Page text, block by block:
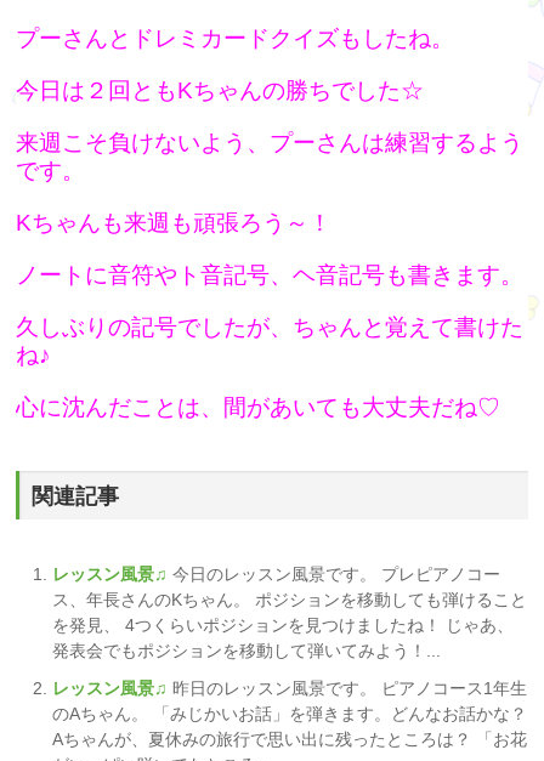
プーさんとドレミカードクイズもしたね。
今日は２回ともKちゃんの勝ちでした☆
来週こそ負けないよう、プーさんは練習するよう
です。
Kちゃんも来週も頑張ろう～！
ノートに音符やト音記号、ヘ音記号も書きます。
久しぶりの記号でしたが、ちゃんと覚えて書けた
ね♪
心に沈んだことは、間があいても大丈夫だね♡
関連記事
レッスン風景♫今日のレッスン風景です。 プレピアノコー
ス、年長さんのKちゃん。 ポジションを移動しても弾けること
を発見、 4つくらいポジションを見つけましたね！ じゃあ、
発表会でもポジションを移動して弾いてみよう！...
レッスン風景♫ 昨日のレッスン風景です。 ピアノコース1年生
のAちゃん。 「みじかいお話」を弾きます。どんなお話かな？
Aちゃんが、夏休みの旅行で思い出に残ったところは？ 「お花